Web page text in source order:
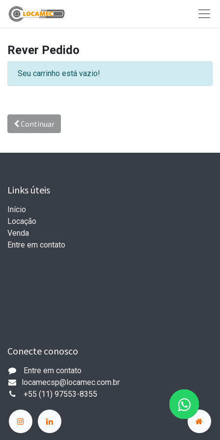
Rever Pedido
Seu carrinho está vazio!
Continuar
Links úteis
Início
Locação
Venda
Entre em contato
Conecte conosco
Entre em con​tato
​locamecsp@locamec.com.br
+55 (11) 97553-8355